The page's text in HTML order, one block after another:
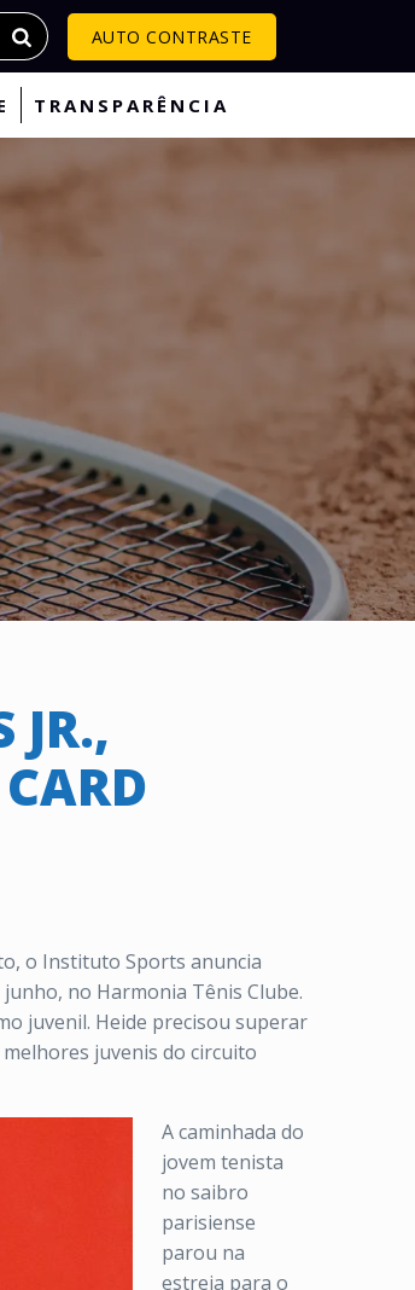
AUTO CONTRASTE
TRANSPARÊNCIA
JR.,
o Instituto Sports anuncia
no Harmonia Tênis Clube.
juvenil. Heide precisou superar
juvenis do circuito
A caminhada do
jovem tenista
no saibro
parisiense
parou na
estreia para o